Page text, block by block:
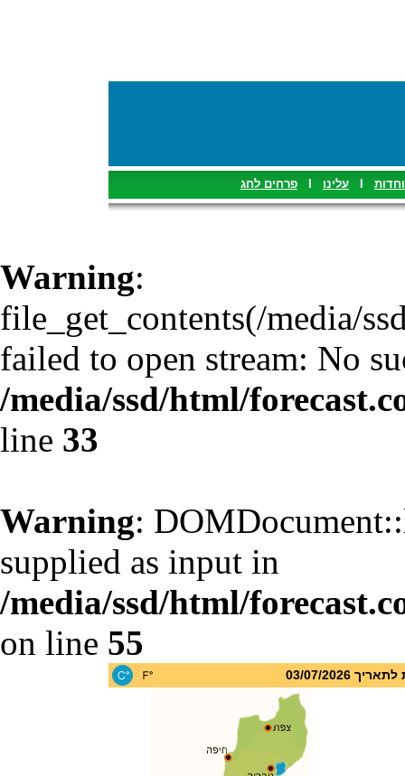
עלינו פרחים לחג
Warning:
file_get_contents(/media/
failed to open stream: No
/media/ssd/html/
line 33
Warning:
supplied as input in
/media/ssd/html/
on line 55
03/07/2026